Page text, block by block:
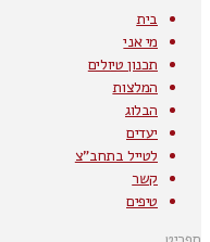
בית
מי אני
תכנון טיולים
המלצות
הבלוג
יעדים
לטייל בתחב"צ
קשר
טיפים